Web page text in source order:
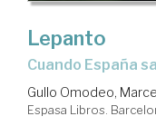
Lepanto
Cuando España
Gullo Omodeo,
Espasa Libros.